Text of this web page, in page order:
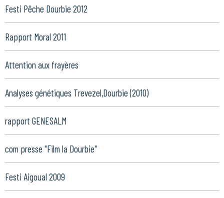
Festi Pêche Dourbie 2012
Rapport Moral 2011
Attention aux frayères
Analyses génétiques Trevezel,Dourbie (2010)
rapport GENESALM
com presse "Film la Dourbie"
Festi Aigoual 2009